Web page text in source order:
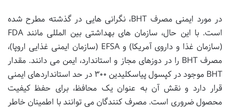
در مورد ایمنی مصرف BHT، نگرانی هایی در گذشته مطرح شده
است. با این حال، سازمان های بهداشتی بین المللی مانند FDA
(سازمان غذا و داروی آمریکا) و EFSA (سازمان ایمنی غذایی اروپا)،
مصرف BHT را در دوزهای مجاز و استاندارد، ایمن می دانند. مقدار
BHT موجود در کپسول پیاسکلیدین ۳۰۰ در حد استانداردهای ایمنی
قرار دارد و نقش آن به عنوان یک محافظ، برای حفظ کیفیت
محصول ضروری است. مصرف کنندگان می توانند با اطمینان خاطر